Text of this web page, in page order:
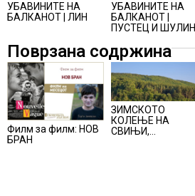
УБАВИНИТЕ НА
БАЛКАНОТ | ЛИН
УБАВИНИТЕ НА
БАЛКАНОТ |
ПУСТЕЦ И ШУЛИН
Поврзана содржина
Филм за филм: НОВ
БРАН
ЗИМСКОТО
КОЛЕЊЕ НА
СВИЊИ,